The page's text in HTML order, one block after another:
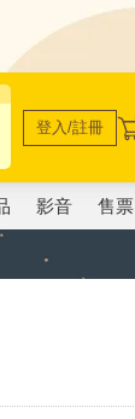
登入/註冊
影音 售票